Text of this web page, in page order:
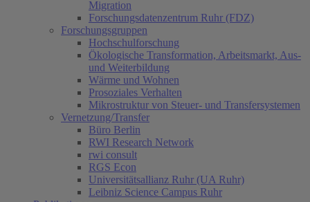
Migration
Forschungsdatenzentrum Ruhr (FDZ)
Forschungsgruppen
Hochschulforschung
Ökologische Transformation, Arbeitsmarkt, Aus-
und Weiterbildung
Wärme und Wohnen
Prosoziales Verhalten
Mikrostruktur von Steuer- und Transfersystemen
Vernetzung/Transfer
Büro Berlin
RWI Research Network
rwi consult
RGS Econ
Universitätsallianz Ruhr (UA Ruhr)
Leibniz Science Campus Ruhr